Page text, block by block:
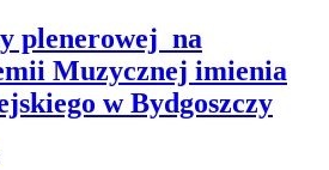
plenerowej na
Muzycznej imienia
w Bydgoszczy